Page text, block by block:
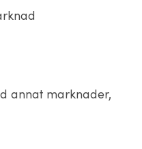
annat marknader,